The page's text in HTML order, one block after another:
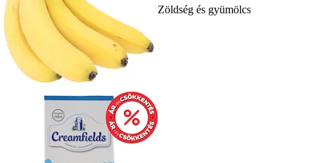
Zöldség és gyümölcs